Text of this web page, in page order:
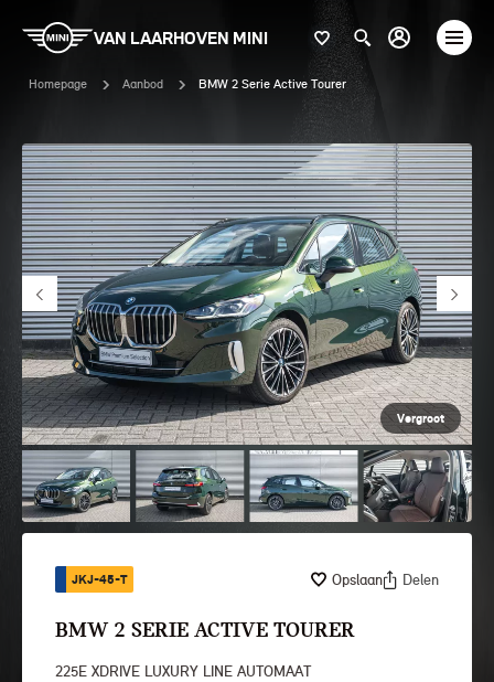
VAN LAARHOVEN MINI
Homepage Aanbod BMW 2 Serie Active Tourer
Vergroot
JKJ-45-T Opslaan Delen
BMW 2 SERIE ACTIVE TOURER
225E XDRIVE LUXURY LINE AUTOMAAT